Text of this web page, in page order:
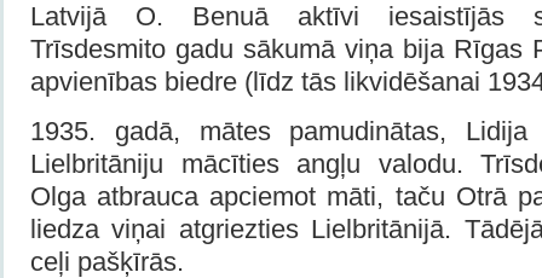
Latvijā O. Benuā aktīvi iesaistījās
Trīsdesmito gadu sākumā viņa bija Rīgas
apvienības biedre (līdz tās likvidēšanai
1935. gadā, mātes pamudinātas,
Lielbritāniju mācīties angļu valodu.
Olga atbrauca apciemot māti, taču Otrā
liedza viņai atgriezties Lielbritānijā.
ceļi pašķīrās.